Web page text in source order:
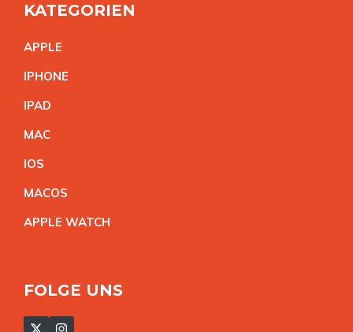
KATEGORIEN
APPLE
IPHONE
IPAD
MAC
IOS
MACOS
APPLE WATCH
FOLGE UNS